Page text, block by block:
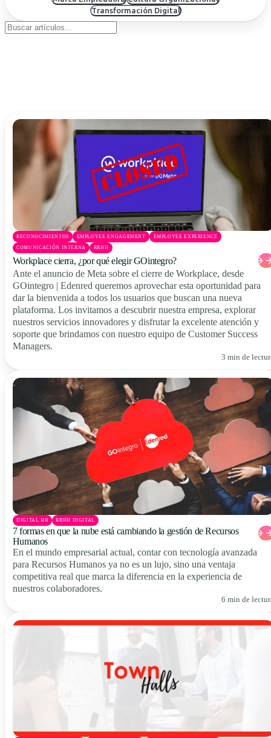
USA
Transformación Digital
RECONOCIMIENTOS EMPLOYEE ENGAGEMENT EMPLOYEE EXPERIENCE
COMUNICACIÓN INTERNA RRHH
Workplace cierra, ¿por qué elegir GOintegro?
Ante el anuncio de Meta sobre el cierre de Workplace, desde
GOintegro | Edenred queremos aprovechar esta oportunidad para
dar la bienvenida a todos los usuarios que buscan una nueva
plataforma. Los invitamos a descubrir nuestra empresa, explorar
nuestros servicios innovadores y disfrutar la excelente atención y
soporte que brindamos con nuestro equipo de Customer Success
Managers.
3 min de
DIGITAL HR RRHH DIGITAL
7 formas en que la nube está cambiando la gestión de Recursos
Humanos
En el mundo empresarial actual, contar con tecnología avanzada
para Recursos Humanos ya no es un lujo, sino una ventaja
competitiva real que marca la diferencia en la experiencia de
nuestros colaboradores.
6 min de